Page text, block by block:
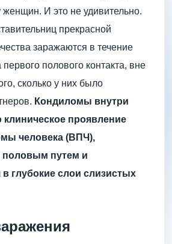
И это не удивительно.
прекрасной
заражаются в течение
первого полового контакта, вне
сколько у них было
Кондиломы внутри
клиническое проявление
человека (ВПЧ),
половым путем и
глубокие слои слизистых